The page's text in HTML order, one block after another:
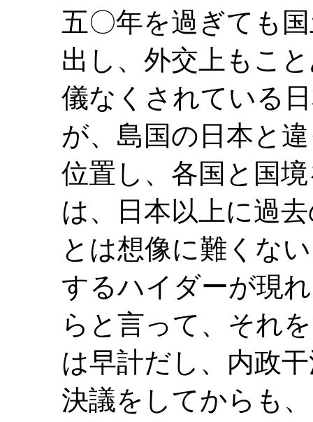
五〇年を過ぎても
出し、外交上もこ
儀なくされている
が、島国の日本と
位置し、各国と国
は、日本以上に過
とは想像に難くな
するハイダーが現
らと言って、それ
は早計だし、内政
決議をしてからも